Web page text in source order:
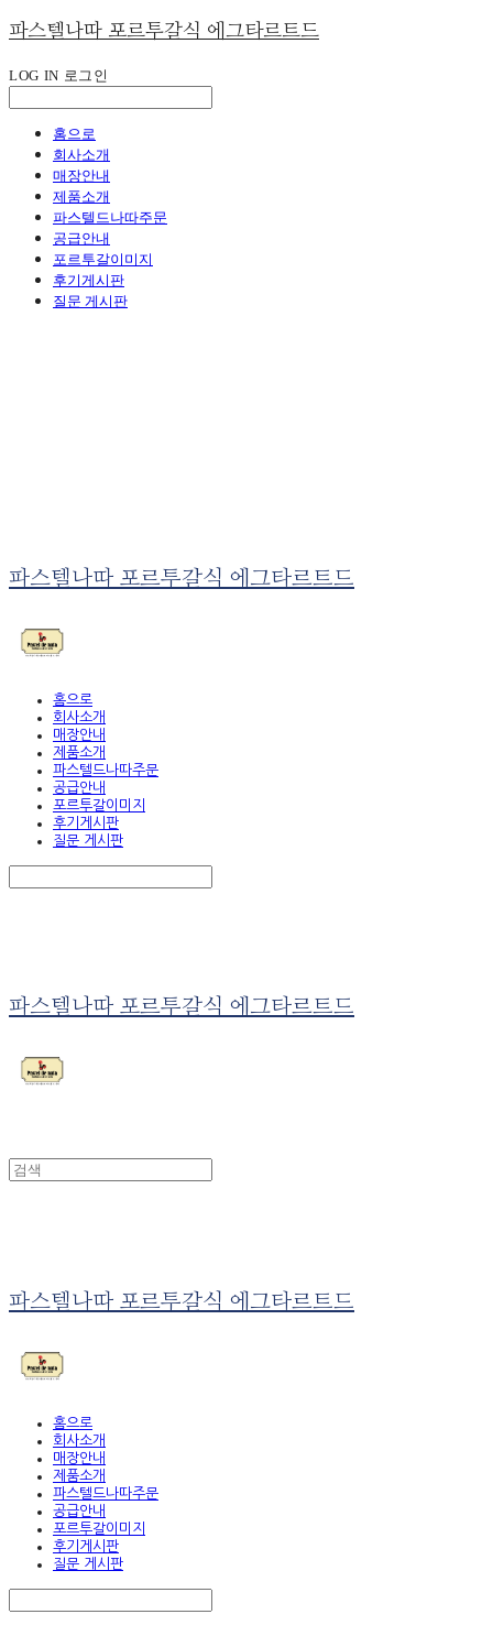
파스텔나따 포르투갈식 에그타르트드
LOG IN 로그인
홈으로
회사소개
매장안내
제품소개
파스텔드나따주문
공급안내
포르투갈이미지
후기게시판
질문 게시판
파스텔나따 포르투갈식 에그타르트드
홈으로
회사소개
매장안내
제품소개
파스텔드나따주문
공급안내
포르투갈이미지
후기게시판
질문 게시판
파스텔나따 포르투갈식 에그타르트드
파스텔나따 포르투갈식 에그타르트드
홈으로
회사소개
매장안내
제품소개
파스텔드나따주문
공급안내
포르투갈이미지
후기게시판
질문 게시판